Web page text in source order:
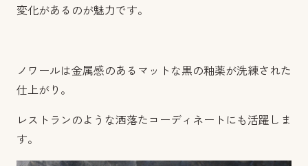
変化があるのが魅力です。
ノワールは金属感のあるマットな黒の釉薬が洗練された
仕上がり。
レストランのような洒落たコーディネートにも活躍しま
す。